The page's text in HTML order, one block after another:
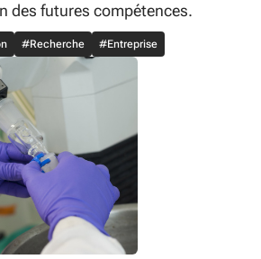
des futures compétences.
#Recherche #Entreprise